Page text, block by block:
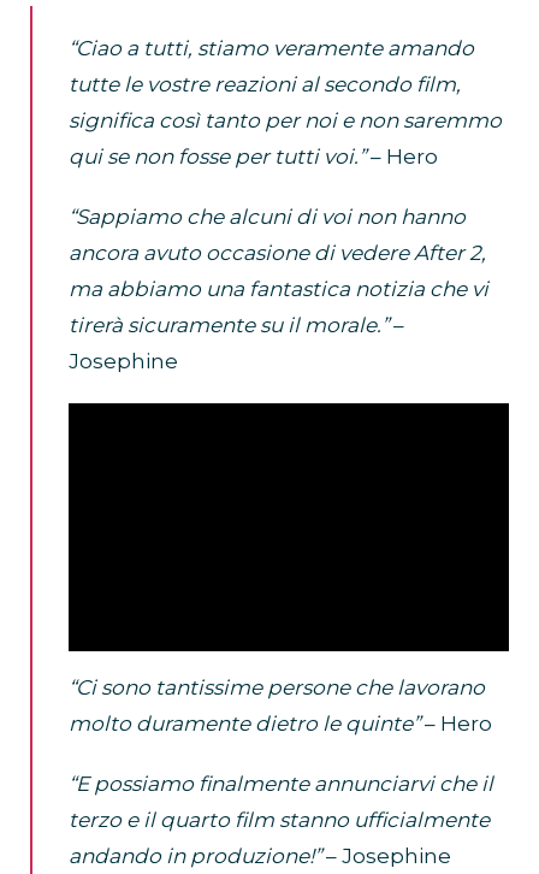
“Ciao a tutti, stiamo veramente amando
tutte le vostre reazioni al secondo film,
significa così tanto per noi e non saremmo
qui se non fosse per tutti voi.”– Hero
“Sappiamo che alcuni di voi non hanno
ancora avuto occasione di vedere After 2,
ma abbiamo una fantastica notizia che vi
tirerà sicuramente su il morale.”–
Josephine
“Ci sono tantissime persone che lavorano
molto duramente dietro le quinte”– Hero
“E possiamo finalmente annunciarvi che il
terzo e il quarto film stanno ufficialmente
andando in produzione!”– Josephine